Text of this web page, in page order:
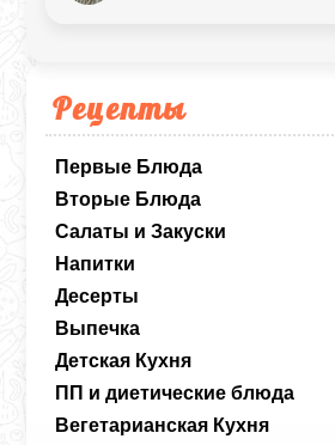
Рецепты
Первые Блюда
Вторые Блюда
Салаты и Закуски
Напитки
Десерты
Выпечка
Детская Кухня
ПП и диетические блюда
Вегетарианская Кухня